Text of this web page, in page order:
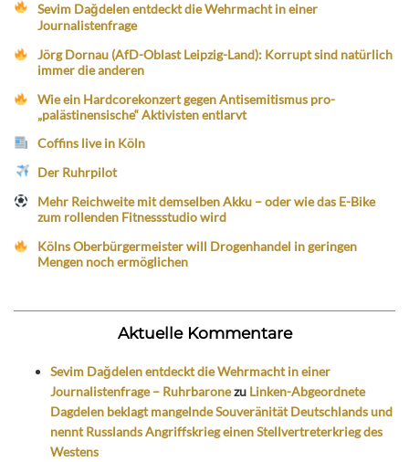
Sevim Dağdelen entdeckt die Wehrmacht in einer
Journalistenfrage
Jörg Dornau (AfD-Oblast Leipzig-Land): Korrupt sind natürlich
immer die anderen
Wie ein Hardcorekonzert gegen Antisemitismus pro-
„palästinensische“ Aktivisten entlarvt
Coffins live in Köln
Der Ruhrpilot
Mehr Reichweite mit demselben Akku – oder wie das E-Bike
zum rollenden Fitnessstudio wird
Kölns Oberbürgermeister will Drogenhandel in geringen
Mengen noch ermöglichen
Aktuelle Kommentare
Sevim Dağdelen entdeckt die Wehrmacht in einer
Journalistenfrage – Ruhrbaronezu Linken-Abgeordnete
Dagdelen beklagt mangelnde Souveränität Deutschlands und
nennt Russlands Angriffskrieg einen Stellvertreterkrieg des
Westens